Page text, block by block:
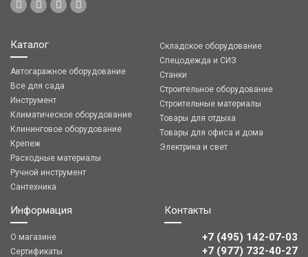
Каталог
Автогаражное оборудование
Все для сада
Инструмент
Климатическое оборудование
Клининговое оборудование
Крепеж
Расходные материалы
Ручной инструмент
Сантехника
Складское оборудование
Спецодежда и СИЗ
Станки
Строительное оборудование
Строительные материалы
Товары для отдыха
Товары для офиса и дома
Электрика и свет
Информация
О магазине
Сертификаты
Контакты
+7 (495) 142-07-03
‎‎+7 (977) 732-40-27